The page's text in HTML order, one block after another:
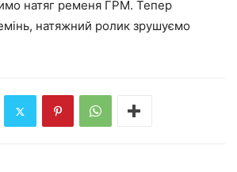
натяг ременя ГРМ. Тепер
натяжний ролик зрушуємо